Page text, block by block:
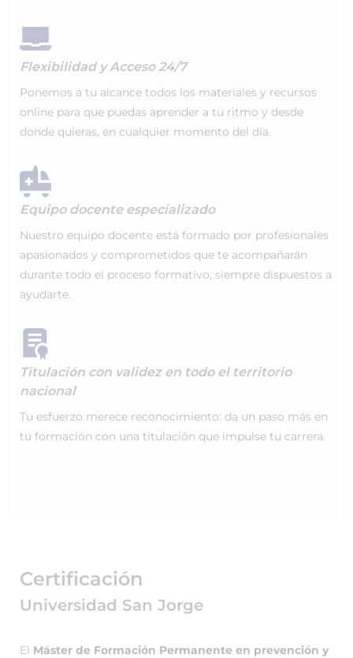
Flexibilidad y Acceso 24/7
Ponemos a tu alcance todos los materiales y recursos
online para que puedas aprender a tu ritmo y desde
donde quieras, en cualquier momento del día.
Equipo docente especializado
Nuestro equipo docente está formado por profesionales
apasionados y comprometidos que te acompañarán
durante todo el proceso formativo, siempre dispuestos a
ayudarte.
Titulación con validez en todo el territorio
nacional
Tu esfuerzo merece reconocimiento: da un paso más en
tu formación con una titulación que impulse tu carrera.
Certificación
Universidad San Jorge
El Máster de Formación Permanente en prevención y